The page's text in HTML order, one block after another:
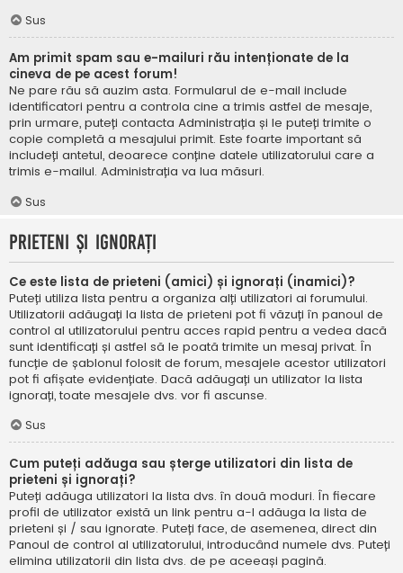
Sus
Am primit spam sau e-mailuri rău intenționate de la
cineva de pe acest forum!
Ne pare rău să auzim asta. Formularul de e-mail include
identificatori pentru a controla cine a trimis astfel de mesaje,
prin urmare, puteți contacta Administrația și le puteți trimite o
copie completă a mesajului primit. Este foarte important să
includeți antetul, deoarece conține datele utilizatorului care a
trimis e-mailul. Administrația va lua măsuri.
Sus
Prieteni și ignorați
Ce este lista de prieteni (amici) și ignorați (inamici)?
Puteți utiliza lista pentru a organiza alți utilizatori ai forumului.
Utilizatorii adăugați la lista de prieteni pot fi văzuți în panoul de
control al utilizatorului pentru acces rapid pentru a vedea dacă
sunt identificați și astfel să le poată trimite un mesaj privat. În
funcție de șablonul folosit de forum, mesajele acestor utilizatori
pot fi afișate evidențiate. Dacă adăugați un utilizator la lista
ignorați, toate mesajele dvs. vor fi ascunse.
Sus
Cum puteți adăuga sau șterge utilizatori din lista de
prieteni și ignorați?
Puteți adăuga utilizatori la lista dvs. în două moduri. În fiecare
profil de utilizator există un link pentru a-l adăuga la lista de
prieteni și / sau ignorate. Puteți face, de asemenea, direct din
Panoul de control al utilizatorului, introducând numele dvs. Puteți
elimina utilizatorii din lista dvs. de pe aceeași pagină.